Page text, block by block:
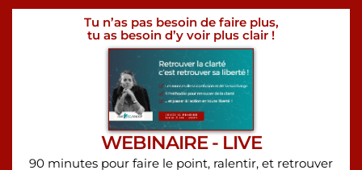
Tu n’as pas besoin de faire plus,
tu as besoin d’y voir plus clair !
WEBINAIRE - LIVE
90 minutes pour faire le point, ralentir, et retrouver